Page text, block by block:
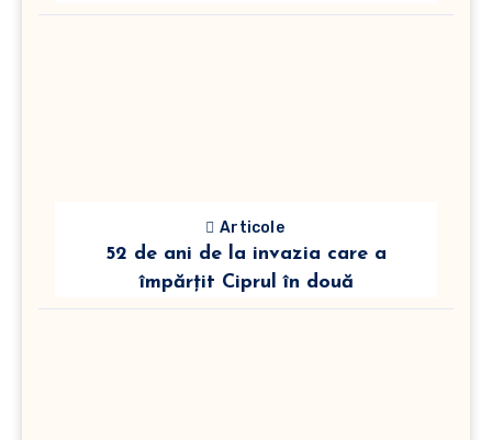
Articole
52 de ani de la invazia care a
împărțit Ciprul în două